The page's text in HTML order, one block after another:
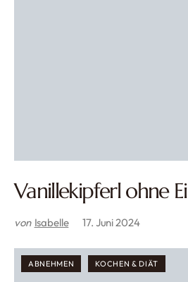
Vanillekipferl ohne Ei
von Isabelle 17. Juni 2024
ABNEHMEN KOCHEN & DIÄT